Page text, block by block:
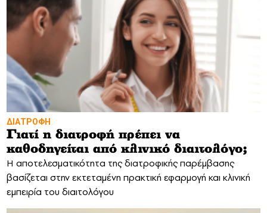
ΔΙΑΤΡΟΦΗ
Γιατί η διατροφή πρέπει να
καθοδηγείται από κλινικό διαιτολόγο;
Η αποτελεσματικότητα της διατροφικής παρέμβασης
βασίζεται στην εκτεταμένη πρακτική εφαρμογή και κλινική
εμπειρία του διαιτολόγου